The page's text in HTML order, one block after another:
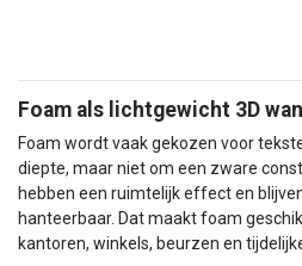
sticker. Daardoor is foam een goede
zichtbaar mogen zijn, maar niet
Wil je een natuurlijker
houten letters. Voor een nog
kijken bijkunststof letters.
Foam als lichtgewicht 3D
Foam als lichtgewicht 3D
Foam wordt vaak gekozen voor
diepte, maar niet om een zware
hebben een ruimtelijk effect en
hanteerbaar. Dat maakt foam
kantoren, winkels, beurzen en